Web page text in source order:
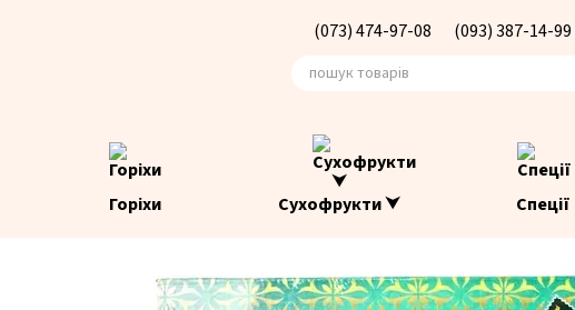
(073) 474-97-08 (093) 387-14-99
Горіхи Сухофрукти ⮟ Спеції